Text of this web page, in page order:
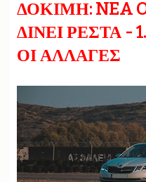
ΔΟΚΙΜΗ: NEA
ΔΙΝΕΙ ΡΕΣΤΑ -
ΟΙ ΑΛΛΑΓΕΣ